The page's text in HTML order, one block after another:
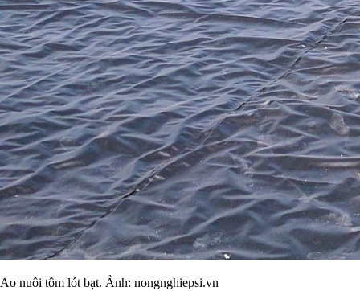
Ao nuôi tôm lót bạt. Ảnh: nongnghiepsi.vn